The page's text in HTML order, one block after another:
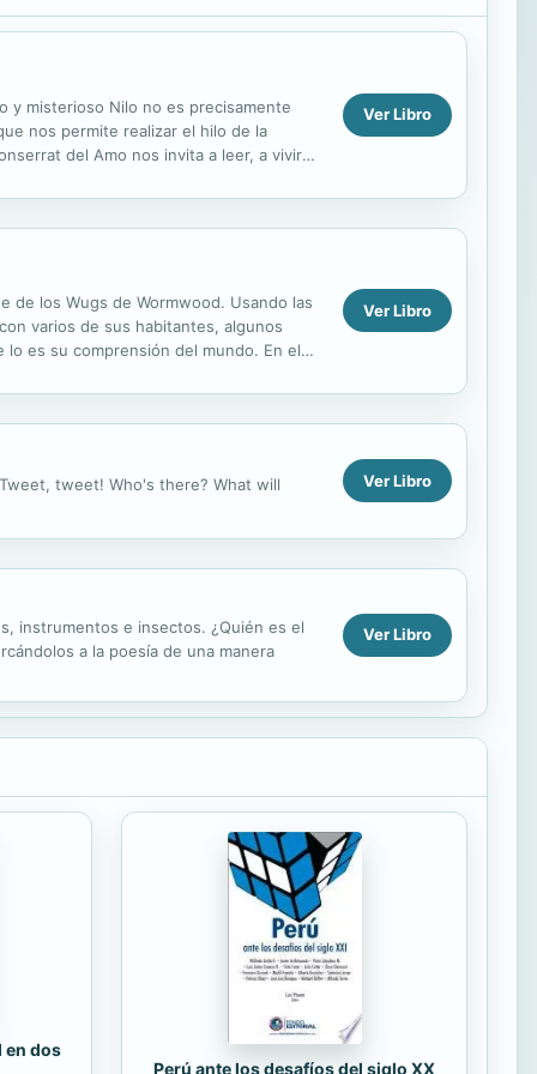
y misterioso Nilo no es precisamente
nos permite realizar el hilo de la
del Amo nos invita a leer, a vivir
Ver Libro
de los Wugs de Wormwood. Usando las
varios de sus habitantes, algunos
lo es su comprensión del mundo. En el
Ver Libro
tweet! Who's there? What will Ver Libro
instrumentos e insectos. ¿Quién es el
a la poesía de una manera
Ver Libro
en dos
Perú ante los desafíos del siglo XX